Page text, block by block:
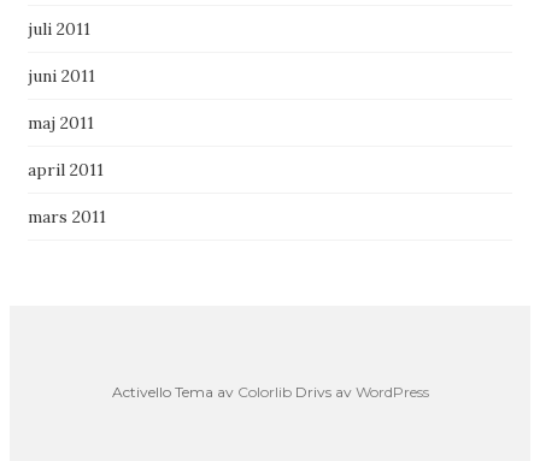
juli 2011
juni 2011
maj 2011
april 2011
mars 2011
Activello Tema av ColorlibDrivs av WordPress